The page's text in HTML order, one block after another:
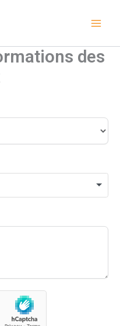
des